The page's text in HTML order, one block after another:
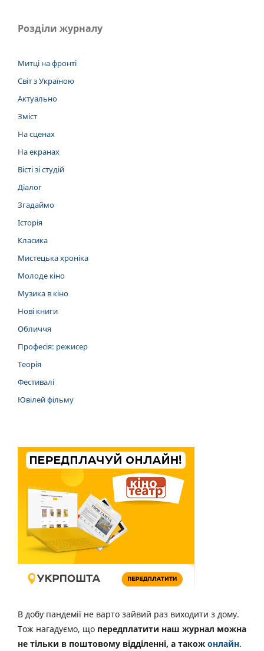
Розділи журналу
Митці на фронті
Світ з Україною
Актуально
Зміст
На сценах
На екранах
Вісті зі студій
Діалог
Згадаймо
Історія
Класика
Мистецька хроніка
Молоде кіно
Музика в кіно
Нові книги
Обличчя
Професія: режисер
Теорія
Фестивалі
Ювілей фільму
В добу пандемії не варто зайвий раз виходити з дому.
Тож нагадуємо, що передплатити наш журнал можна
не тільки в поштовому відділенні, а також онлайн.